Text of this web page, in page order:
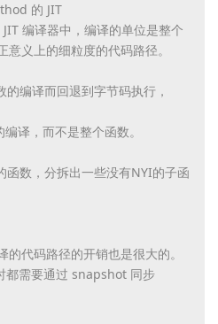
的 JIT
编译器中，编译的单位是整个
意义上的细粒度的代码路径。
编译而回退到字节码执行，
译，而不是整个函数。
函数，分拆出一些没有NYI的子函
代码路径的开销也是很大的。
都需要通过 snapshot 同步